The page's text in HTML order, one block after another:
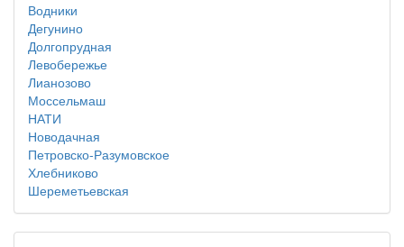
Водники
Дегунино
Долгопрудная
Левобережье
Лианозово
Моссельмаш
НАТИ
Новодачная
Петровско-Разумовское
Хлебниково
Шереметьевская